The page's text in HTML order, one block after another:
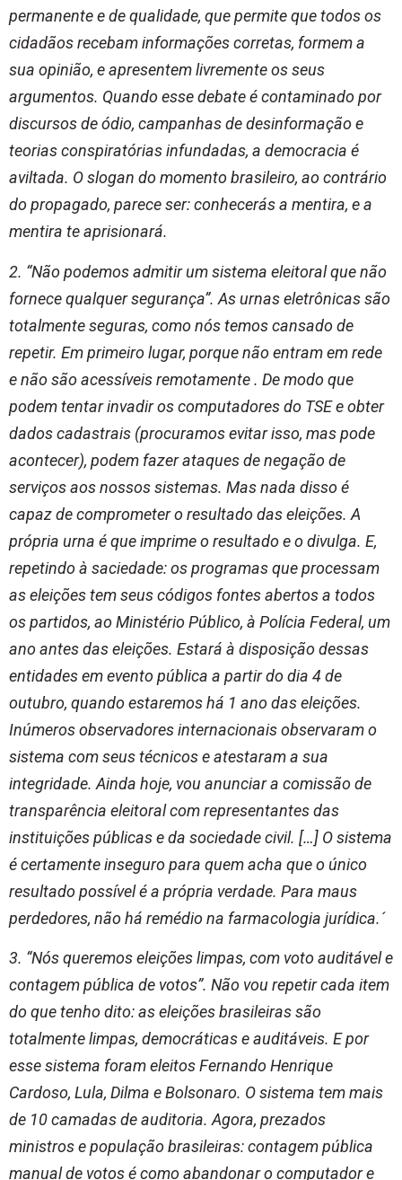
permanente e de qualidade, que permite que todos os
cidadãos recebam informações corretas, formem a
sua opinião, e apresentem livremente os seus
argumentos. Quando esse debate é contaminado por
discursos de ódio, campanhas de desinformação e
teorias conspiratórias infundadas, a democracia é
aviltada. O slogan do momento brasileiro, ao contrário
do propagado, parece ser: conhecerás a mentira, e a
mentira te aprisionará.
2. “Não podemos admitir um sistema eleitoral que não
fornece qualquer segurança”. As urnas eletrônicas são
totalmente seguras, como nós temos cansado de
repetir. Em primeiro lugar, porque não entram em rede
e não são acessíveis remotamente . De modo que
podem tentar invadir os computadores do TSE e obter
dados cadastrais (procuramos evitar isso, mas pode
acontecer), podem fazer ataques de negação de
serviços aos nossos sistemas. Mas nada disso é
capaz de comprometer o resultado das eleições. A
própria urna é que imprime o resultado e o divulga. E,
repetindo à saciedade: os programas que processam
as eleições tem seus códigos fontes abertos a todos
os partidos, ao Ministério Público, à Polícia Federal, um
ano antes das eleições. Estará à disposição dessas
entidades em evento pública a partir do dia 4 de
outubro, quando estaremos há 1 ano das eleições.
Inúmeros observadores internacionais observaram o
sistema com seus técnicos e atestaram a sua
integridade. Ainda hoje, vou anunciar a comissão de
transparência eleitoral com representantes das
instituições públicas e da sociedade civil. […] O sistema
é certamente inseguro para quem acha que o único
resultado possível é a própria verdade. Para maus
perdedores, não há remédio na farmacologia jurídica.´
3. “Nós queremos eleições limpas, com voto auditável e
contagem pública de votos”. Não vou repetir cada item
do que tenho dito: as eleições brasileiras são
totalmente limpas, democráticas e auditáveis. E por
esse sistema foram eleitos Fernando Henrique
Cardoso, Lula, Dilma e Bolsonaro. O sistema tem mais
de 10 camadas de auditoria. Agora, prezados
ministros e população brasileiras: contagem pública
manual de votos é como abandonar o computador e